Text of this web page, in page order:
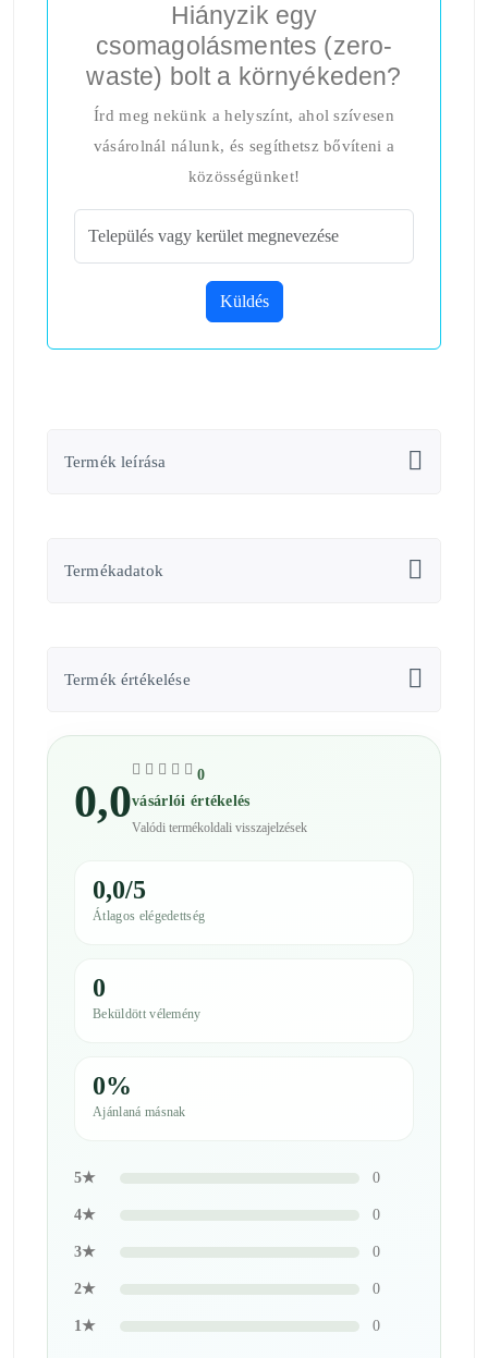
Hiányzik egy
csomagolásmentes (zero-
waste) bolt a környékeden?
Írd meg nekünk a helyszínt, ahol szívesen
vásárolnál nálunk, és segíthetsz bővíteni a
közösségünket!
Küldés
Termék leírása
Termékadatok
Termék értékelése
0,0
0
vásárlói értékelés
Valódi termékoldali visszajelzések
0,0/5
Átlagos elégedettség
0
Beküldött vélemény
0%
Ajánlaná másnak
5★ 0
4★ 0
3★ 0
2★ 0
1★ 0